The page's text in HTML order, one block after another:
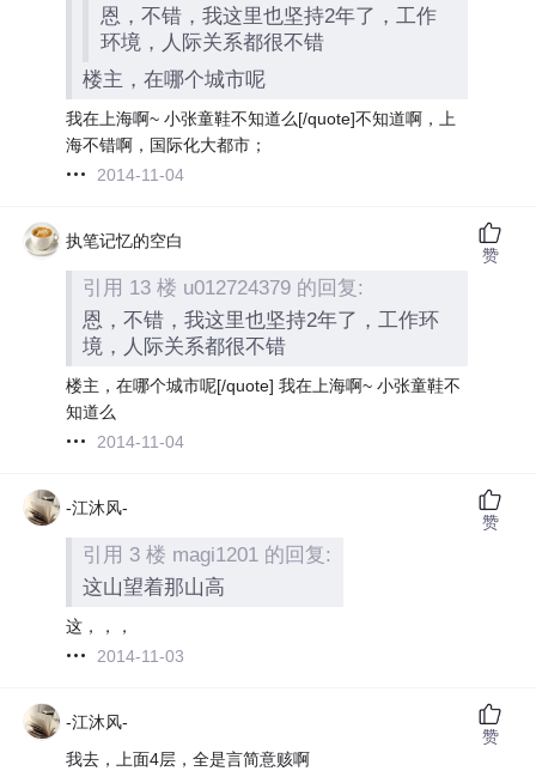
恩，不错，我这里也坚持2年了，工作
环境，人际关系都很不错
楼主，在哪个城市呢
我在上海啊~ 小张童鞋不知道么[/quote]不知道啊，上
海不错啊，国际化大都市；
2014-11-04
执笔记忆的空白
引用 13 楼 u012724379 的回复:
恩，不错，我这里也坚持2年了，工作环
境，人际关系都很不错
楼主，在哪个城市呢[/quote] 我在上海啊~ 小张童鞋不
知道么
2014-11-04
赞
-江沐风-
引用 3 楼 magi1201 的回复:
这山望着那山高
这，，，
2014-11-03
赞
-江沐风-
我去，上面4层，全是言简意赅啊
赞